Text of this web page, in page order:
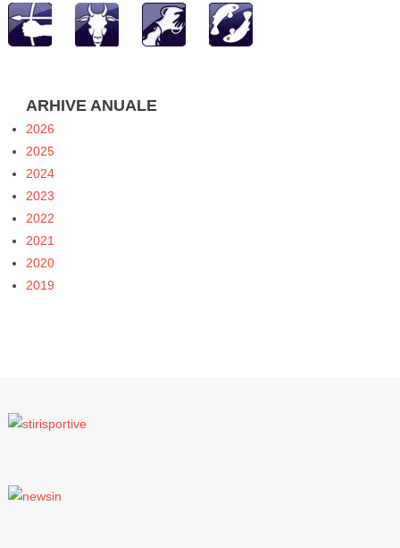
ARHIVE ANUALE
2026
2025
2024
2023
2022
2021
2020
2019